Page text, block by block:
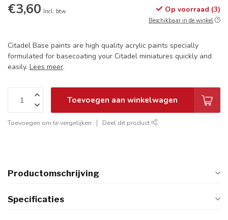
€3,60 Incl. btw Op voorraad (3)
Beschikbaar in de winkel
Citadel Base paints are high quality acrylic paints specially
formulated for basecoating your Citadel miniatures quickly and
easily. Lees meer.
Toevoegen aan winkelwagen
Toevoegen om te vergelijken Deel dit product
Productomschrijving
Specificaties